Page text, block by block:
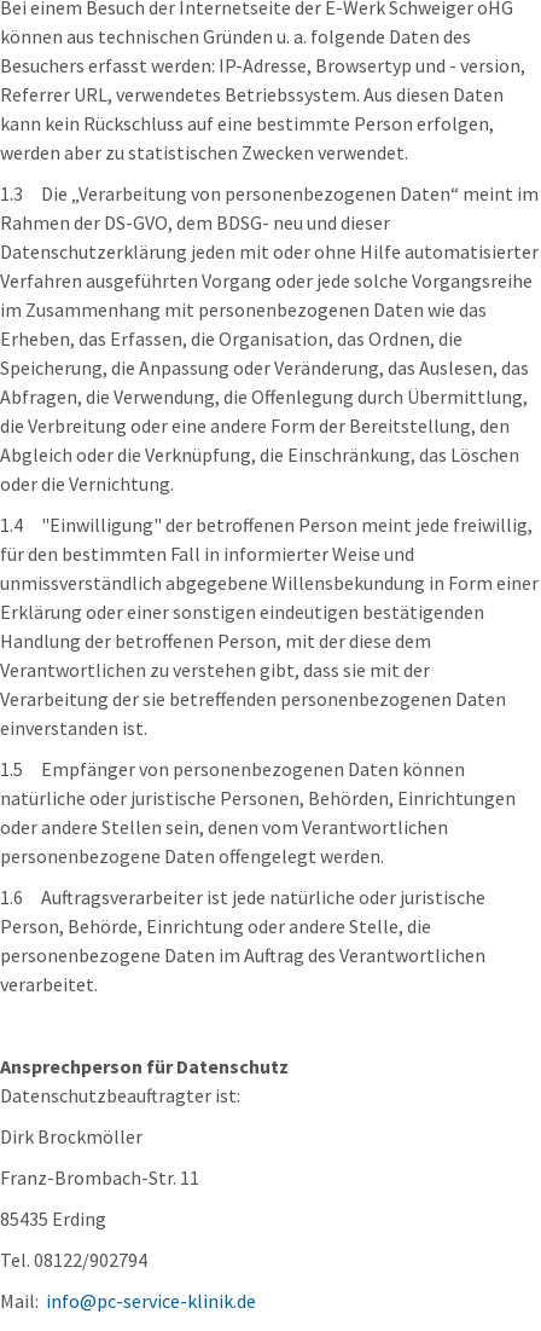
Bei einem Besuch der Internetseite der E-Werk Schweiger oHG
können aus technischen Gründen u. a. folgende Daten des
Besuchers erfasst werden: IP-Adresse, Browsertyp und - version,
Referrer URL, verwendetes Betriebssystem. Aus diesen Daten
kann kein Rückschluss auf eine bestimmte Person erfolgen,
werden aber zu statistischen Zwecken verwendet.
1.3 Die „Verarbeitung von personenbezogenen Daten“ meint im
Rahmen der DS-GVO, dem BDSG- neu und dieser
Datenschutzerklärung jeden mit oder ohne Hilfe automatisierter
Verfahren ausgeführten Vorgang oder jede solche Vorgangsreihe
im Zusammenhang mit personenbezogenen Daten wie das
Erheben, das Erfassen, die Organisation, das Ordnen, die
Speicherung, die Anpassung oder Veränderung, das Auslesen, das
Abfragen, die Verwendung, die Offenlegung durch Übermittlung,
die Verbreitung oder eine andere Form der Bereitstellung, den
Abgleich oder die Verknüpfung, die Einschränkung, das Löschen
oder die Vernichtung.
1.4 "Einwilligung" der betroffenen Person meint jede freiwillig,
für den bestimmten Fall in informierter Weise und
unmissverständlich abgegebene Willensbekundung in Form einer
Erklärung oder einer sonstigen eindeutigen bestätigenden
Handlung der betroffenen Person, mit der diese dem
Verantwortlichen zu verstehen gibt, dass sie mit der
Verarbeitung der sie betreffenden personenbezogenen Daten
einverstanden ist.
1.5 Empfänger von personenbezogenen Daten können
natürliche oder juristische Personen, Behörden, Einrichtungen
oder andere Stellen sein, denen vom Verantwortlichen
personenbezogene Daten offengelegt werden.
1.6 Auftragsverarbeiter ist jede natürliche oder juristische
Person, Behörde, Einrichtung oder andere Stelle, die
personenbezogene Daten im Auftrag des Verantwortlichen
verarbeitet.
Ansprechperson für Datenschutz
Datenschutzbeauftragter ist:
Dirk Brockmöller
Franz-Brombach-Str. 11
85435 Erding
Tel. 08122/902794
Mail: info@pc-service-klinik.de